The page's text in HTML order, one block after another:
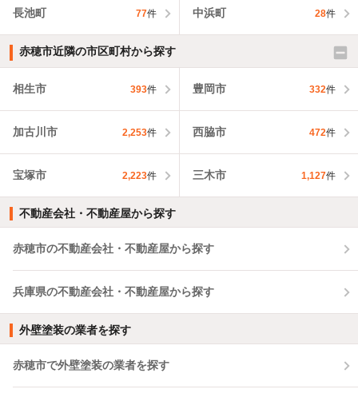
長池町 77件 中浜町 28件
赤穂市近隣の市区町村から探す
相生市 393件 豊岡市 332件
加古川市 2,253件 西脇市 472件
宝塚市 2,223件 三木市 1,127件
不動産会社・不動産屋から探す
赤穂市の不動産会社・不動産屋から探す
兵庫県の不動産会社・不動産屋から探す
外壁塗装の業者を探す
赤穂市で外壁塗装の業者を探す